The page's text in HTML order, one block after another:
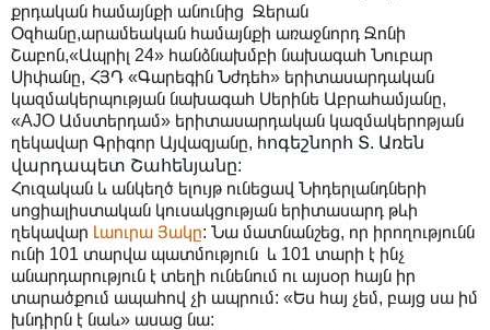
քրդական համայնքի անունից Ջերան
Օզհանը,արամեական համայնքի առաջնորդ Ջոնի
Շաբոն,«Ապրիլ 24» հանձնախմբի նախագահ Նուբար
Սիփանը, ՀՅԴ «Գարեգին Նժդեհ» երիտասարդական
կազմակերպության նախագահ Սերինե Աբրահամյանը,
«AJO Ամստերդամ» երիտասարդական կազմակերոթյան
ղեկավար Գրիգոր Այվազյանը, հոգեշնորհ Տ. Առեն
վարդապետ Շահենյանը:
Հուզական և անկեղծ ելույթ ունեցավ Նիդերլանդների
սոցիալիստական կուսակցության երիտասարդ թևի
ղեկավար Լաուրա Յակը: Նա մատնանշեց, որ իրողությունն
ունի 101 տարվա պատմություն և 101 տարի է ինչ
անարդարություն է տեղի ունենում ու այսօր հայն իր
տարածքում ապահով չի ապրում: «Ես հայ չեմ, բայց սա իմ
խնդիրն է նաև» ասաց նա: